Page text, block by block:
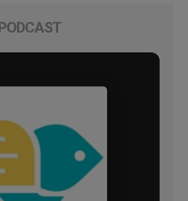
PODCAST